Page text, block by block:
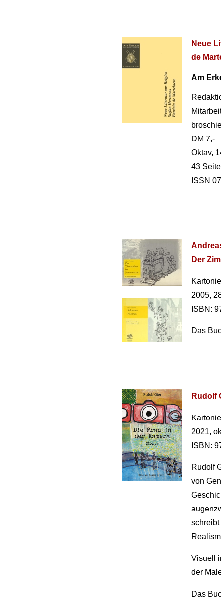
Neue
de
Am
DM 7,-
Oktav,
43
ISSN
Der
2005,
ISBN:
Das
Rudolf
2021,
ISBN:
Rudolf
von
schreibt
Visuell
der
Das